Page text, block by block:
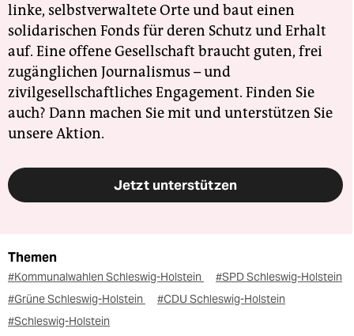
linke, selbstverwaltete Orte und baut einen
solidarischen Fonds für deren Schutz und Erhalt
auf. Eine offene Gesellschaft braucht guten, frei
zugänglichen Journalismus – und
zivilgesellschaftliches Engagement. Finden Sie
auch? Dann machen Sie mit und unterstützen Sie
unsere Aktion.
Jetzt unterstützen
Themen
#Kommunalwahlen Schleswig-Holstein
#SPD Schleswig-Holstein
#Grüne Schleswig-Holstein
#CDU Schleswig-Holstein
#Schleswig-Holstein